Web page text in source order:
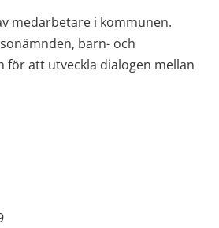
medarbetare i kommunen.
barn- och
att utveckla dialogen mellan